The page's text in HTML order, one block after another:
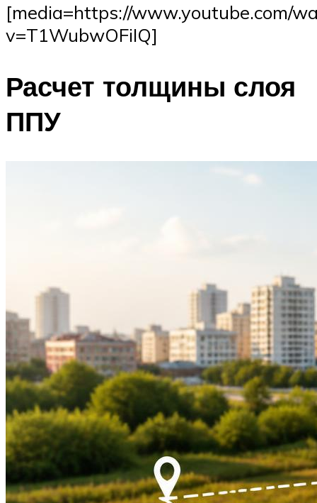
[media=https://www.youtube.com/
v=T1WubwOFiIQ]
Расчет толщины слоя
ППУ